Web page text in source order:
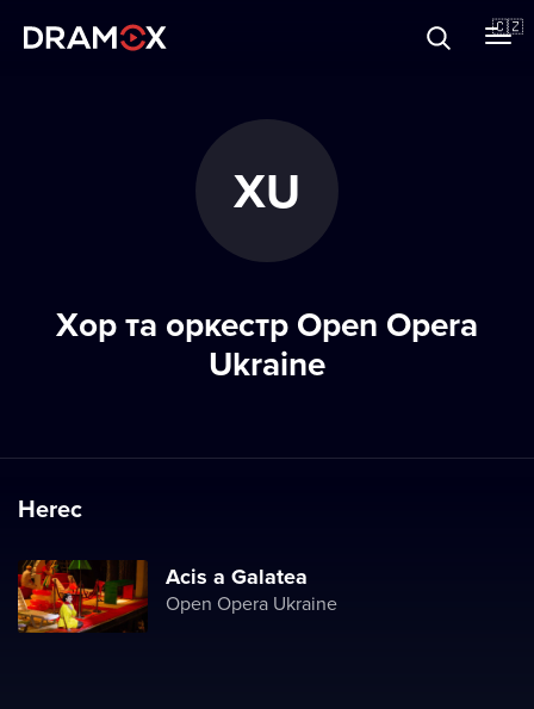
🇨🇿
ХU
Хор та оркестр Open Opera
Ukraine
Herec
Acis a Galatea
Open Opera Ukraine